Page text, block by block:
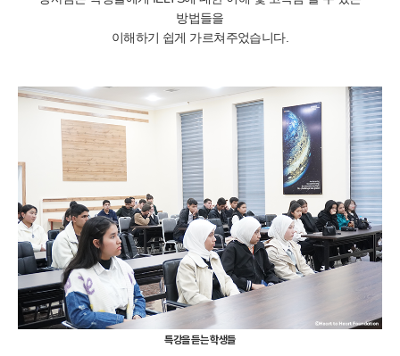
방법들을
이해하기 쉽게 가르쳐주었습니다.
특강을 듣는 학생들